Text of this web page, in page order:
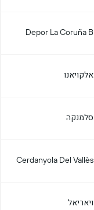
Depor La Coruña B
אלקויאנו
סלמנקה
Cerdanyola Del Vallès
ויאריאל